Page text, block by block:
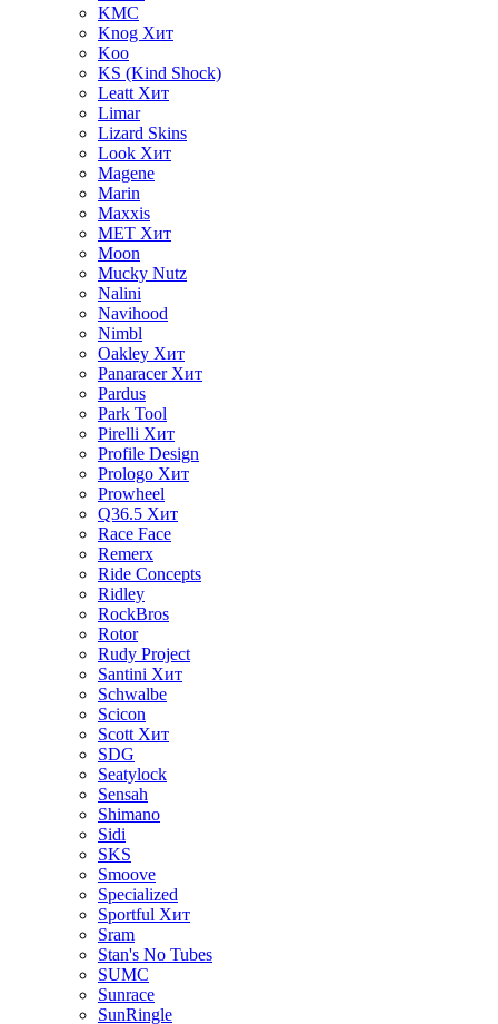
KMC
Knog Хит
Koo
KS (Kind Shock)
Leatt Хит
Limar
Lizard Skins
Look Хит
Magene
Marin
Maxxis
MET Хит
Moon
Mucky Nutz
Nalini
Navihood
Nimbl
Oakley Хит
Panaracer Хит
Pardus
Park Tool
Pirelli Хит
Profile Design
Prologo Хит
Prowheel
Q36.5 Хит
Race Face
Remerx
Ride Concepts
Ridley
RockBros
Rotor
Rudy Project
Santini Хит
Schwalbe
Scicon
Scott Хит
SDG
Seatylock
Sensah
Shimano
Sidi
SKS
Smoove
Specialized
Sportful Хит
Sram
Stan's No Tubes
SUMC
Sunrace
SunRingle